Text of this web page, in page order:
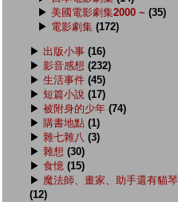
▶ 美國電影劇集2000 ~ (35)
▶ 電影劇集 (172)
▶ 出版小事 (16)
▶ 影音感想 (232)
▶ 生活事件 (45)
▶ 短篇小說 (17)
▶ 被附身的少年 (74)
▶ 購書地點 (1)
▶ 雜七雜八 (3)
▶ 雜想 (30)
▶ 食憶 (15)
▶ 魔法師、畫家、助手還有貓琴
(12)